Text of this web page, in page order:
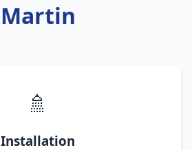
Martin
🚿
Installation